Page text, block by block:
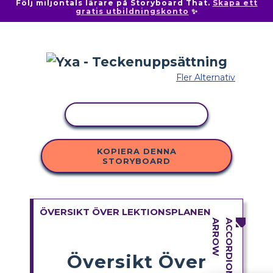
Följ miljontals lärare på Storyboard That. Skapa ett
gratis utbildningskonto ✨
Fler Alternativ
KOPIERA DENNA
STORYBOARD
ÖVERSIKT ÖVER LEKTIONSPLANEN
Översikt Över